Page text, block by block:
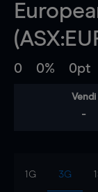
0 0% 0pt
Vendi
-
1G 3G